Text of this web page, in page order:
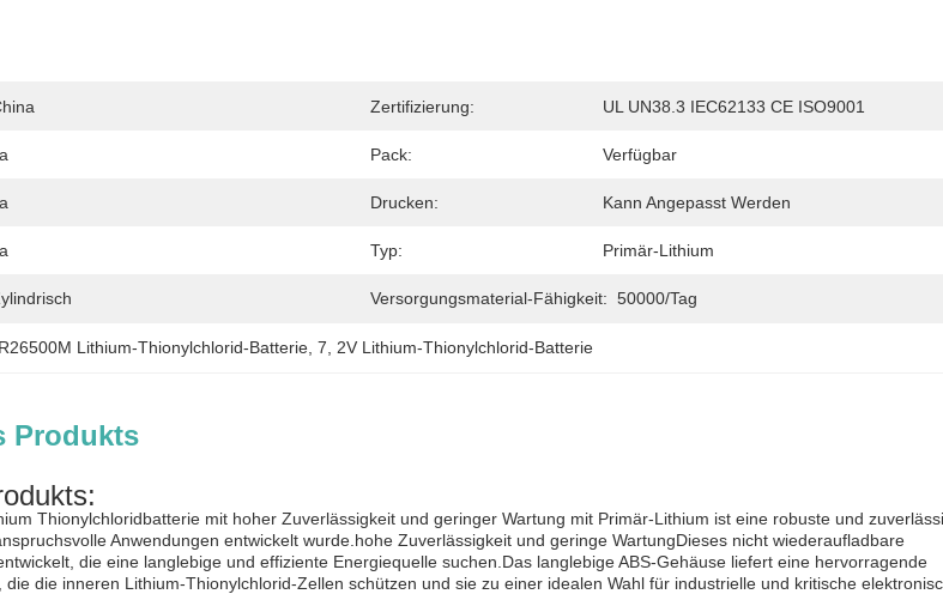
Zertifizierung: UL UN38.3 IEC62133 CE ISO9001
Pack: Verfügbar
Drucken: Kann Angepasst Werden
Typ: Primär-Lithium
Versorgungsmaterial-Fähigkeit: 50000/Tag
Lithium-Thionylchlorid-Batterie , 7 2V Lithium-Thionylchlorid-Batterie
Produkts
Thionylchloridbatterie mit hoher Zuverlässigkeit und geringer Wartung mit Primär-Lithium ist eine robuste und
Anwendungen entwickelt wurde.hohe Zuverlässigkeit und geringe WartungDieses nicht wiederaufladbare
die eine langlebige und effiziente Energiequelle suchen.Das langlebige ABS-Gehäuse liefert eine hervorragende
die inneren Lithium-Thionylchlorid-Zellen schützen und sie zu einer idealen Wahl für industrielle und kritische